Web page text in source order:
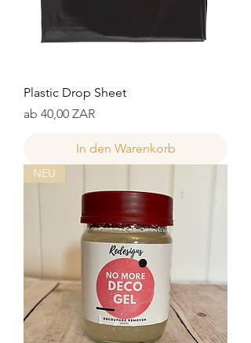
Plastic Drop Sheet
ab 40,00 ZAR
Sale-Preis
In den Warenkorb
NEU